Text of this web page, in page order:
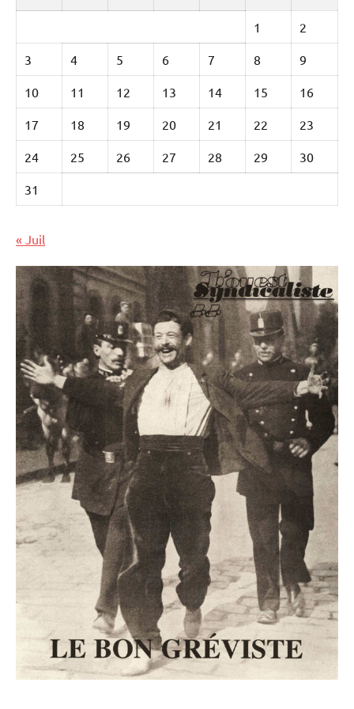
1 2
3 4 5 6 7 8 9
10 11 12 13 14 15 16
17 18 19 20 21 22 23
24 25 26 27 28 29 30
31
« Juil